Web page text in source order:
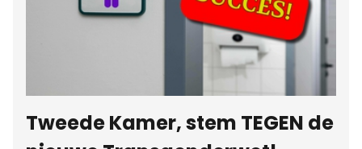
Tweede Kamer, stem TEGEN de